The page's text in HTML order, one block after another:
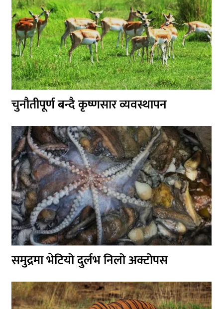
चुनौतीपूर्ण बन्दै कृष्णसार व्यवस्थापन
समुद्रमा भेटियो दुर्लभ निलो अक्टोपस